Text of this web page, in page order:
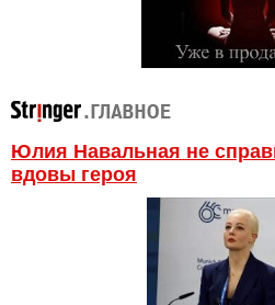
Юлия Навальная не
вдовы героя